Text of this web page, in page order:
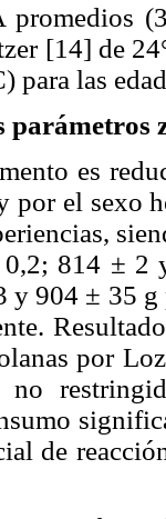
promedios
[14] de
para las
parámetros
es
por el sexo
814 ± 2
y 904 ± 35
por
de